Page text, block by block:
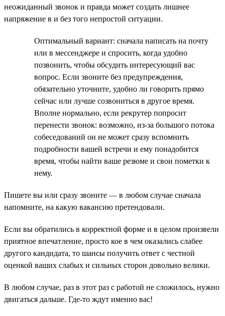
неожиданный звонок и правда может создать лишнее
напряжение в и без того непростой ситуации.
Оптимальный вариант: сначала написать на почту
или в мессенджере и спросить, когда удобно
позвонить, чтобы обсудить интересующий вас
вопрос. Если звоните без предупреждения,
обязательно уточните, удобно ли говорить прямо
сейчас или лучше созвониться в другое время.
Вполне нормально, если рекрутер попросит
перенести звонок: возможно, из-за большого потока
собеседований он не может сразу вспомнить
подробности вашей встречи и ему понадобится
время, чтобы найти ваше резюме и свои пометки к
нему.
Пишете вы или сразу звоните — в любом случае сначала
напомните, на какую вакансию претендовали.
Если вы обратились в корректной форме и в целом произвели
приятное впечатление, просто кое в чем оказались слабее
другого кандидата, то шансы получить ответ с честной
оценкой ваших слабых и сильных сторон довольно велики.
В любом случае, раз в этот раз с работой не сложилось, нужно
двигаться дальше. Где-то ждут именно вас!